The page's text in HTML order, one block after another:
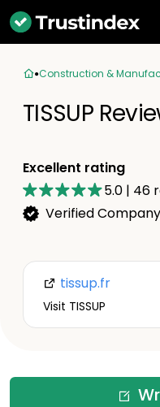
Construction &
TISSUP
Excellent rating
5.0 | 46
Verified Company
tissup.fr
Visit TISSUP